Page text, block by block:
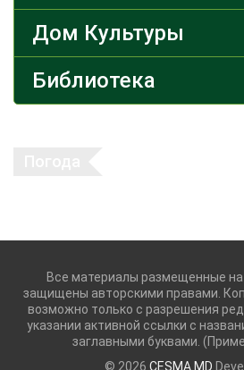
Дом Культуры
Библиотека
Все материалы размещенные
защищены авторскими правами.
возможно только с разрешения
указании активной ссылки с
заглавными буквами.
© 2026 CESMA.MD